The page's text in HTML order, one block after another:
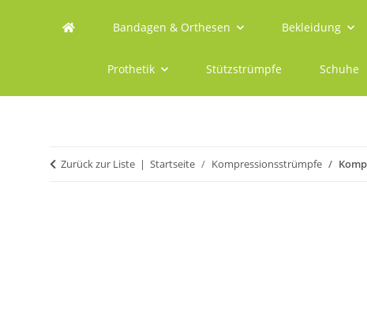
Bandagen & Orthesen Bekleidung
Prothetik Stützstrümpfe Schuhe
Zurück zur Liste Startseite Kompressionsstrümpfe